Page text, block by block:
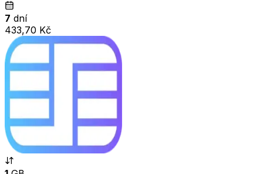
7 dní
433,70 Kč